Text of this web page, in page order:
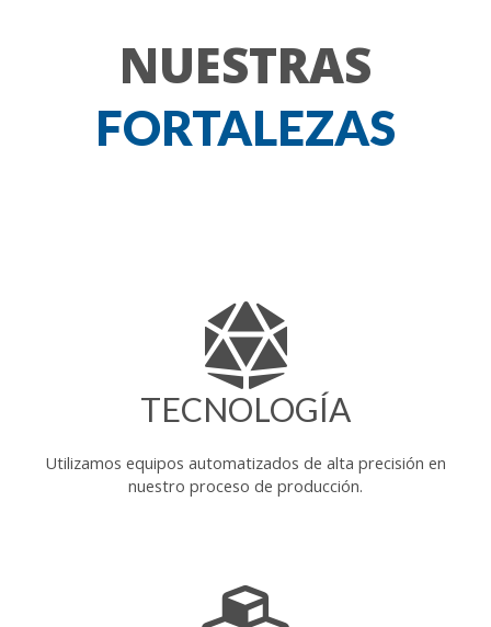
NUESTRAS
FORTALEZAS
TECNOLOGÍA
Utilizamos equipos automatizados de alta precisión en
nuestro proceso de producción.